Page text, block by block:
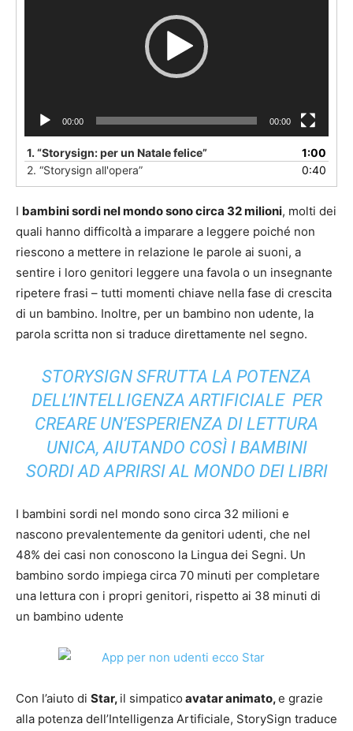
00:00 00:00
1. “Storysign: per un Natale felice”
1:00
2. “Storysign all'opera” 0:40
I bambini sordi nel mondo sono circa 32 milioni, molti dei
quali hanno difficoltà a imparare a leggere poiché non
riescono a mettere in relazione le parole ai suoni, a
sentire i loro genitori leggere una favola o un insegnante
ripetere frasi – tutti momenti chiave nella fase di crescita
di un bambino. Inoltre, per un bambino non udente, la
parola scritta non si traduce direttamente nel segno.
STORYSIGN SFRUTTA LA POTENZA
DELL’INTELLIGENZA ARTIFICIALE PER
CREARE UN’ESPERIENZA DI LETTURA
UNICA, AIUTANDO COSÌ I BAMBINI
SORDI AD APRIRSI AL MONDO DEI LIBRI
I bambini sordi nel mondo sono circa 32 milioni e
nascono prevalentemente da genitori udenti, che nel
48% dei casi non conoscono la Lingua dei Segni. Un
bambino sordo impiega circa 70 minuti per completare
una lettura con i propri genitori, rispetto ai 38 minuti di
un bambino udente
Con l’aiuto di Star, il simpatico avatar animato,e grazie
alla potenza dell’Intelligenza Artificiale, StorySign traduce